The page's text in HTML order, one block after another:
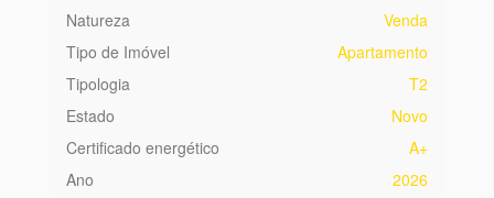
Natureza
Venda
Tipo de Imóvel
Apartamento
Tipologia
T2
Estado
Novo
Certificado energético
A+
Ano
2026